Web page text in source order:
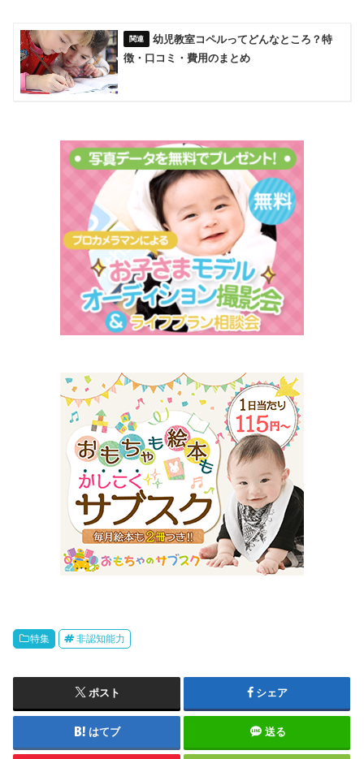
幼児教室コペルってどんなところ？特
徴・口コミ・費用のまとめ
特集 非認知能力
ポスト シェア
はてブ 送る